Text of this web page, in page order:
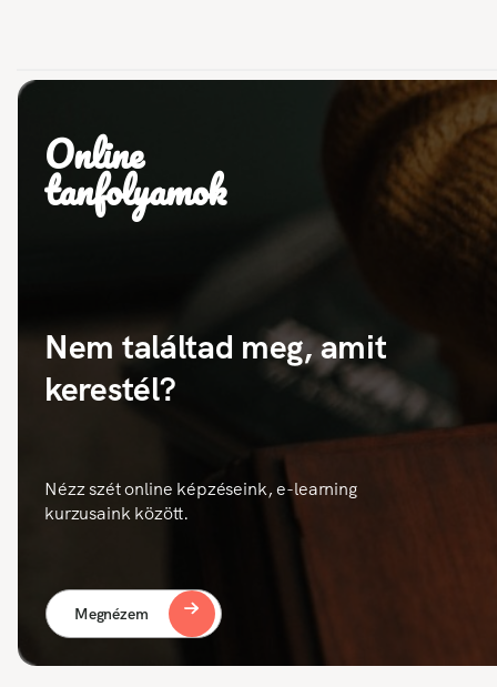
Online
tanfolyamok
Nem találtad meg, amit
kerestél?
Nézz szét online képzéseink, e-learning
kurzusaink között.
Megnézem